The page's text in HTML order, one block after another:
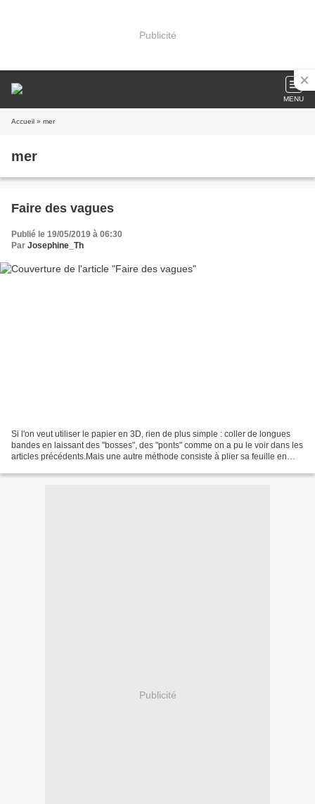
Publicité
MENU
Accueil » mer
mer
Faire des vagues
Publié le 19/05/2019 à 06:30
Par Josephine_Th
Si l'on veut utiliser le papier en 3D, rien de plus simple : coller de longues
bandes en laissant des "bosses", des "ponts" comme on a pu le voir dans les
articles précédents.Mais une autre méthode consiste à plier sa feuille en
Publicité